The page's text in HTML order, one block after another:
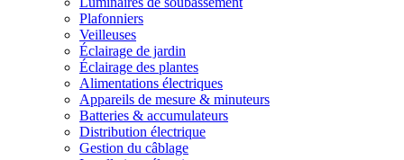
Plafonniers
Veilleuses
Éclairage de jardin
Éclairage des plantes
Alimentations électriques
Appareils de mesure & minuteurs
Batteries & accumulateurs
Distribution électrique
Gestion du câblage